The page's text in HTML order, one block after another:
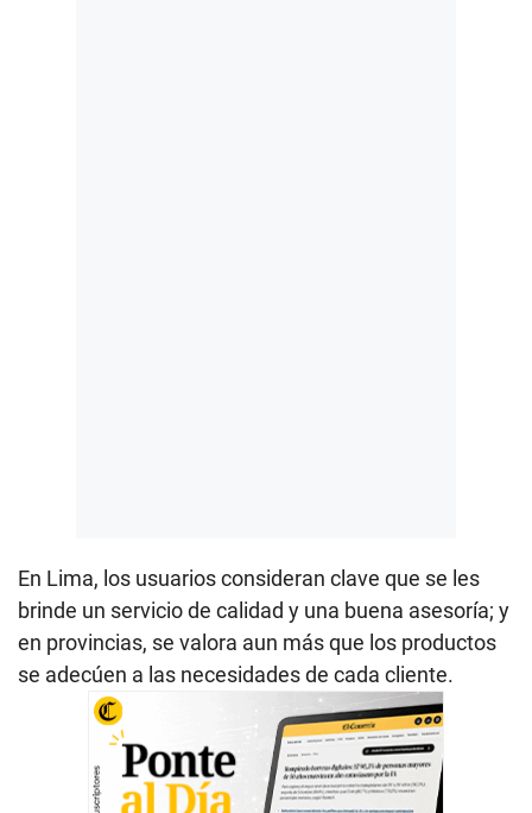
En Lima, los usuarios consideran clave que se les
brinde un servicio de calidad y una buena asesoría; y
en provincias, se valora aun más que los productos
se adecúen a las necesidades de cada cliente.